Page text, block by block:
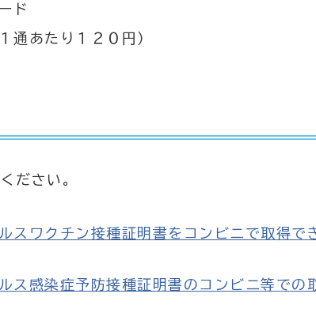
ド
通あたり１２０円）
ださい。
スワクチン接種証明書をコンビニで取得で
ス感染症予防接種証明書のコンビニ等での